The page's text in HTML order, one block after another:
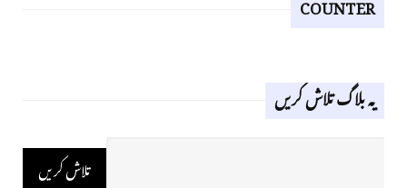
یہ بلاگ تلاش کریں